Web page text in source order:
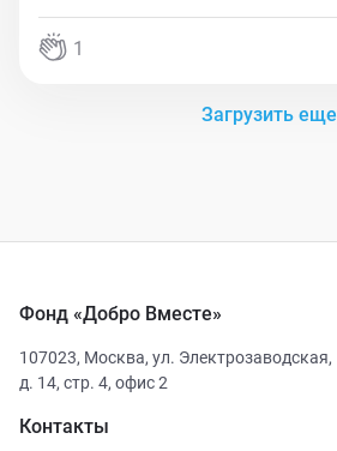
1
Загрузить еще
Фонд «Добро Вместе»
107023, Москва, ул. Электрозаводская,
д. 14, стр. 4, офис 2
Контакты